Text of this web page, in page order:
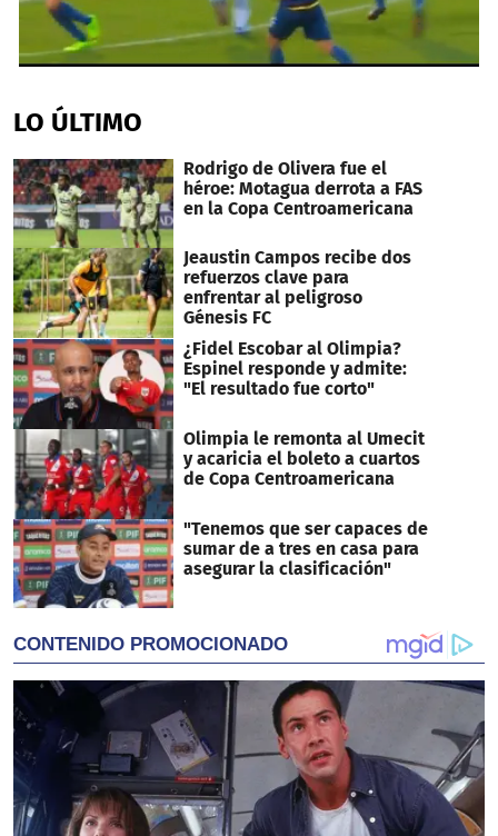
of
43
LO ÚLTIMO
Rodrigo de Olivera fue el
héroe: Motagua derrota a FAS
en la Copa Centroamericana
Jeaustin Campos recibe dos
refuerzos clave para
enfrentar al peligroso
Génesis FC
¿Fidel Escobar al Olimpia?
Espinel responde y admite:
"El resultado fue corto"
Olimpia le remonta al Umecit
y acaricia el boleto a cuartos
de Copa Centroamericana
"Tenemos que ser capaces de
sumar de a tres en casa para
asegurar la clasificación"